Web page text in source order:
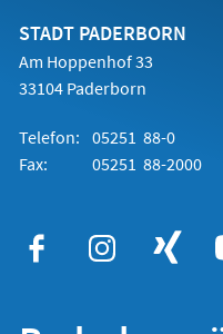
STADT PADERBORN
Am Hoppenhof 33
33104 Paderborn
Telefon: 05251 88-0
Fax:
05251 88-2000